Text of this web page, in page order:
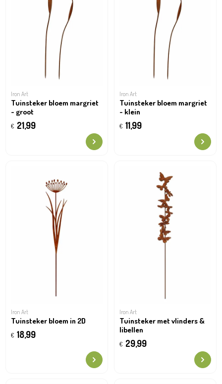
Iron Art
Tuinsteker bloem margriet
- groot
€ 21,99
Iron Art
Tuinsteker bloem margriet
- klein
€ 11,99
Iron Art
Tuinsteker bloem in 2D
€ 18,99
Iron Art
Tuinsteker met vlinders &
libellen
€ 29,99